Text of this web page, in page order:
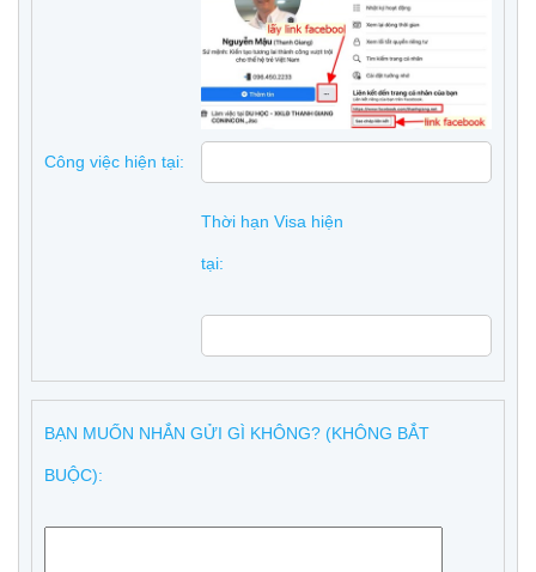
Công việc hiện tại:
Thời hạn Visa hiện
tại:
BẠN MUỐN NHẮN GỬI GÌ KHÔNG? (KHÔNG BẮT
BUỘC):